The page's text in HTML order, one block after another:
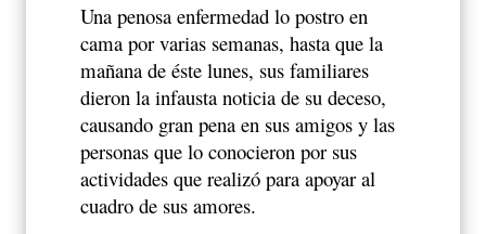
Una penosa enfermedad lo postro en
cama por varias semanas, hasta que la
mañana de éste lunes, sus familiares
dieron la infausta noticia de su deceso,
causando gran pena en sus amigos y las
personas que lo conocieron por sus
actividades que realizó para apoyar al
cuadro de sus amores.